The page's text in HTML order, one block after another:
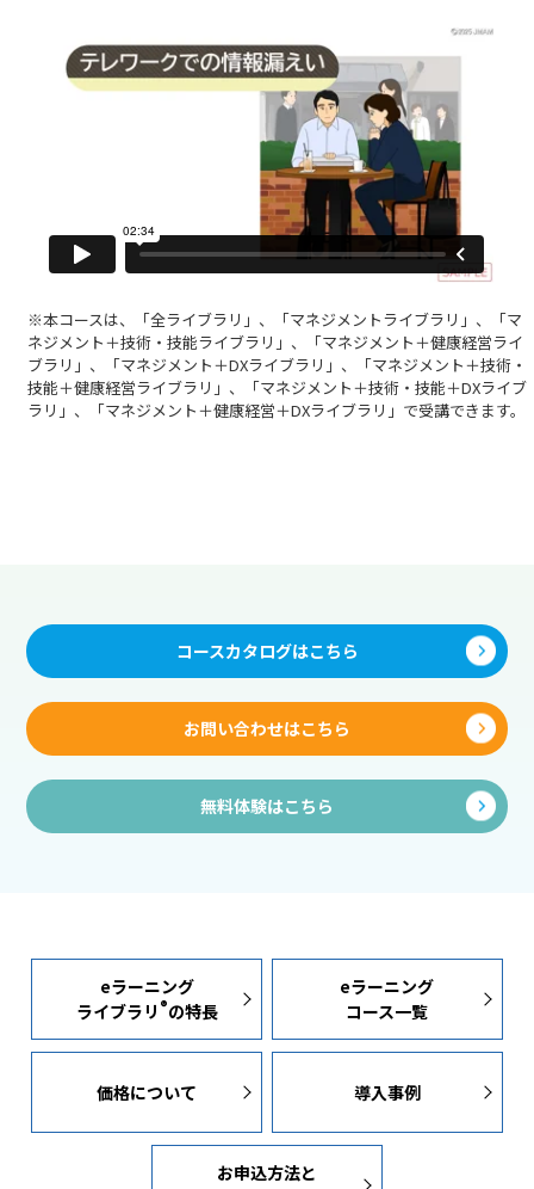
※本コースは、「全ライブラリ」、「マネジメントライブラリ」、「マ
ネジメント＋技術・技能ライブラリ」、「マネジメント＋健康経営ライ
ブラリ」、「マネジメント＋DXライブラリ」、「マネジメント＋技術・
技能＋健康経営ライブラリ」、「マネジメント＋技術・技能＋DXライブ
ラリ」、「マネジメント＋健康経営＋DXライブラリ」で受講できます。
コースカタログはこちら
お問い合わせはこちら
無料体験はこちら
eラーニング
ライブラリ ®の特長
eラーニング
コース一覧
価格について 導入事例
お申込方法と